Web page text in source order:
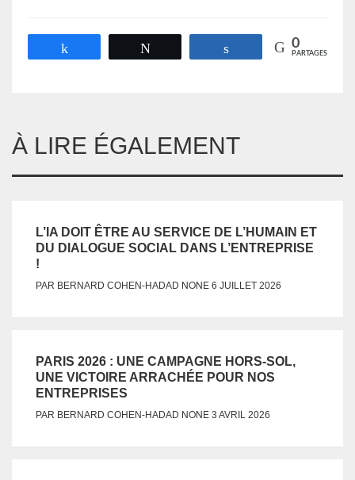
Partagez 0
PARTAGES
À LIRE ÉGALEMENT
L’IA DOIT ÊTRE AU SERVICE DE L’HUMAIN ET
DU DIALOGUE SOCIAL DANS L’ENTREPRISE
!
PAR BERNARD COHEN-HADAD NONE 6 JUILLET 2026
PARIS 2026 : UNE CAMPAGNE HORS-SOL,
UNE VICTOIRE ARRACHÉE POUR NOS
ENTREPRISES
PAR BERNARD COHEN-HADAD NONE 3 AVRIL 2026